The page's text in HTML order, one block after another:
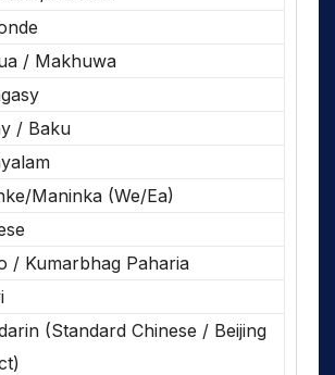
/ Makhuwa
/ Baku
Maninka (We/Ea)
/ Kumarbhag Paharia
(Standard Chinese / Beijing